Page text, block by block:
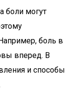
боли могут
боль в
вперед. В
и способы